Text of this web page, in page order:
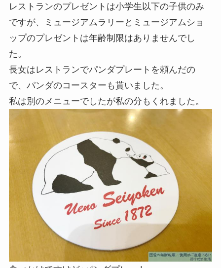
レストランのプレゼントは小学生以下の子供のみ
ですが、ミュージアムラリーとミュージアムショ
ップのプレゼントは年齢制限はありませんでし
た。
長女はレストランでパンダプレートを頼んだの
で、パンダのコースターも貰いました。
私は別のメニューでしたが私の分もくれました。